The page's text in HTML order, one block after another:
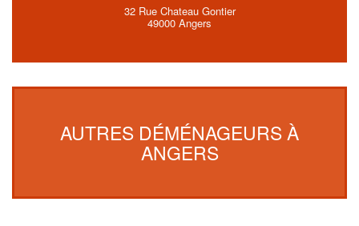
32 Rue Chateau Gontier
49000 Angers
AUTRES DÉMÉNAGEURS À
ANGERS